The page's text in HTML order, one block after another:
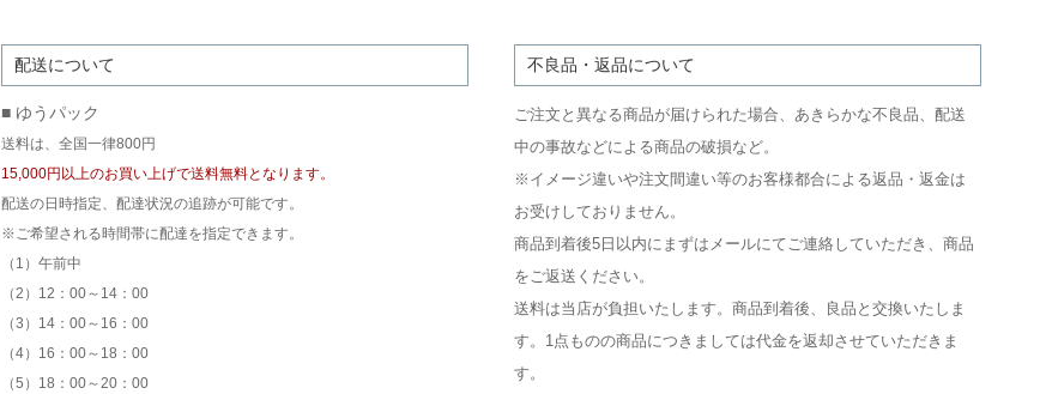
配送について
■ ゆうパック
送料は、全国一律800円
15,000円以上のお買い上げで送料無料となります。
配送の日時指定、配達状況の追跡が可能です。
※ご希望される時間帯に配達を指定できます。
（1）午前中
（2）12：00～14：00
（3）14：00～16：00
（4）16：00～18：00
（5）18：00～20：00
不良品・返品について
ご注文と異なる商品が届けられた場合、あきらかな不良品、配送
中の事故などによる商品の破損など。
※イメージ違いや注文間違い等のお客様都合による返品・返金は
お受けしておりません。
商品到着後5日以内にまずはメールにてご連絡していただき、商品
をご返送ください。
送料は当店が負担いたします。商品到着後、良品と交換いたしま
す。1点ものの商品につきましては代金を返却させていただきま
す。